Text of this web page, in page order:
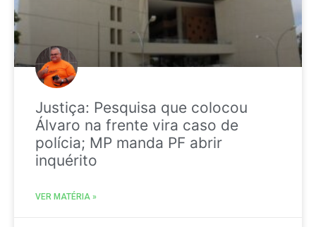
Justiça: Pesquisa que colocou
Álvaro na frente vira caso de
polícia; MP manda PF abrir
inquérito
VER MATÉRIA »